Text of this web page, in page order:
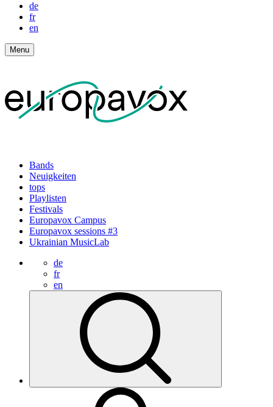
de
fr
en
Menu
Bands
Neuigkeiten
tops
Playlisten
Festivals
Europavox Campus
Europavox sessions #3
Ukrainian MusicLab
de
fr
en